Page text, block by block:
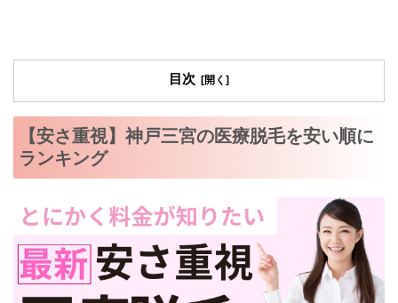
目次
【安さ重視】神戸三宮の医療脱毛を安い順に
ランキング